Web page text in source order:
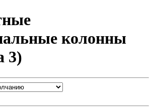
колонны
3)